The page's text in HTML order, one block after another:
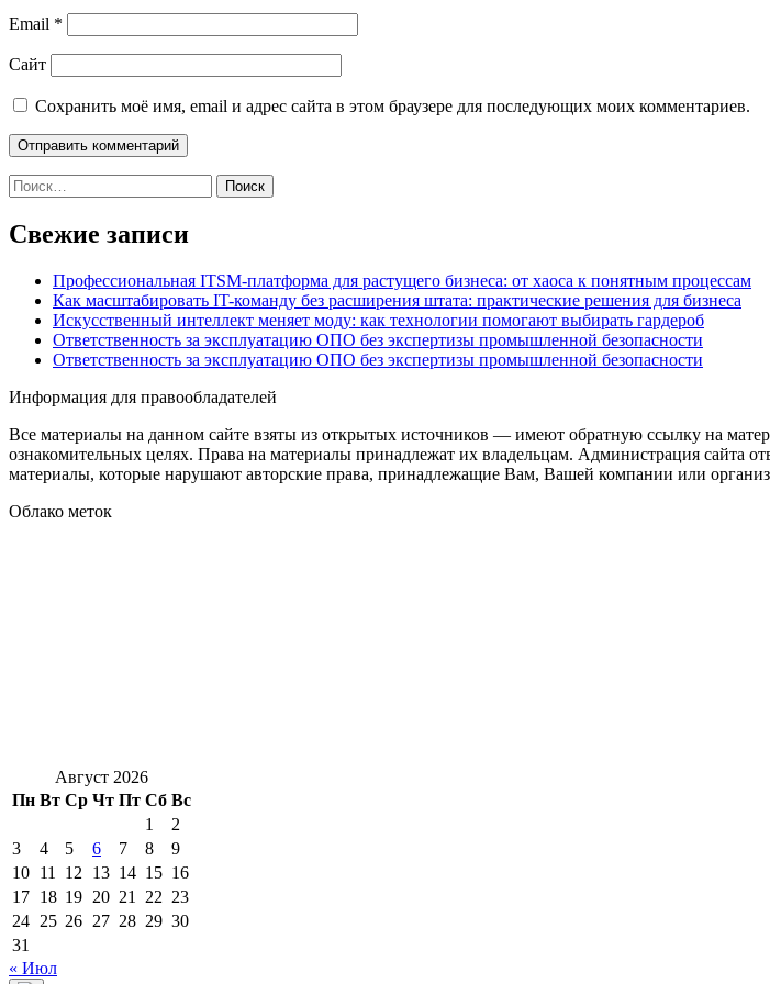
Email *
Сайт
Сохранить моё имя, email и адрес сайта в этом браузере для последующих моих комментариев.
Найти:
Свежие записи
Профессиональная ITSM-платформа для растущего бизнеса: от хаоса к понятным процессам
Как масштабировать IT-команду без расширения штата: практические решения для бизнеса
Искусственный интеллект меняет моду: как технологии помогают выбирать гардероб
Ответственность за эксплуатацию ОПО без экспертизы промышленной безопасности
Ответственность за эксплуатацию ОПО без экспертизы промышленной безопасности
Информация для правообладателей
Все материалы на данном сайте взяты из открытых источников — имеют обратную ссылку на
ознакомительных целях. Права на материалы принадлежат их владельцам. Администрация сайта
материалы, которые нарушают авторские права, принадлежащие Вам, Вашей компании или
Облако меток
Август 2026
Пн Вт Ср Чт Пт Сб Вс
1
2
3
4 5 6 7 8
9
10 11 12 13 14 15 16
17 18 19 20 21 22 23
24 25 26 27 28 29 30
31
« Июл